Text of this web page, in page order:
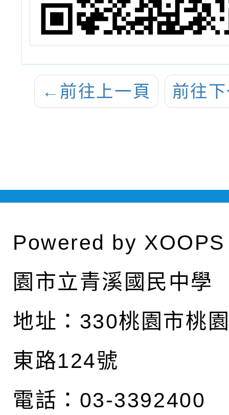
← 前往上一頁 前往
Powered by XOOPS
園市立青溪國民中學
地址： 330桃園市桃
東路124號
電話：03-3392400